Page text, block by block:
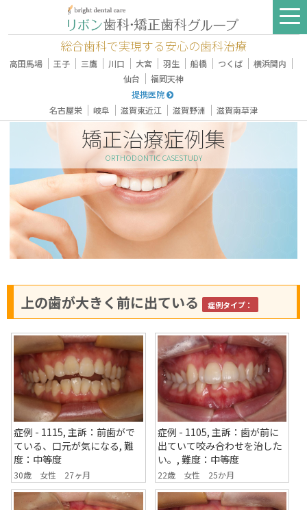
総合歯科で実現する安心の歯科治療
高田馬場 ｜ 王子 ｜ 三鷹 ｜ 川口 ｜ 大宮 ｜ 羽生 ｜ 船橋 ｜ つくば ｜ 横浜関内 ｜
仙台 ｜ 福岡天神
提携医院
名古屋栄 ｜ 岐阜 ｜ 滋賀東近江 ｜ 滋賀野洲 ｜ 滋賀南草津
矯正治療症例集
ORTHODONTIC CASESTUDY
上の歯が大きく前に出ている 症例タイプ：
症例 - 1115, 主訴：前歯がで
ている、口元が気になる, 難
度：中等度
30歳 女性 27ヶ月
症例 - 1105, 主訴：歯が前に
出ていて咬み合わせを治した
い。, 難度：中等度
22歳 女性 25か月